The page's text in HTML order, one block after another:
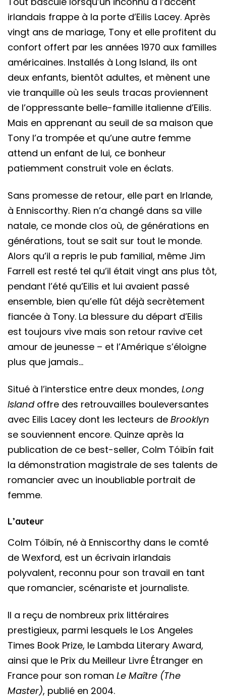
irlandais frappe à la porte d’Eilis Lacey. Après
vingt ans de mariage, Tony et elle profitent du
confort offert par les années 1970 aux familles
américaines. Installés à Long Island, ils ont
deux enfants, bientôt adultes, et mènent une
vie tranquille où les seuls tracas proviennent
de l’oppressante belle-famille italienne d’Eilis.
Mais en apprenant au seuil de sa maison que
Tony l’a trompée et qu’une autre femme
attend un enfant de lui, ce bonheur
patiemment construit vole en éclats.
Sans promesse de retour, elle part en Irlande,
à Enniscorthy. Rien n’a changé dans sa ville
natale, ce monde clos où, de générations en
générations, tout se sait sur tout le monde.
Alors qu’il a repris le pub familial, même Jim
Farrell est resté tel qu’il était vingt ans plus tôt,
pendant l’été qu’Eilis et lui avaient passé
ensemble, bien qu’elle fût déjà secrètement
fiancée à Tony. La blessure du départ d’Eilis
est toujours vive mais son retour ravive cet
amour de jeunesse – et l’Amérique s’éloigne
plus que jamais…
Situé à l’interstice entre deux mondes, Long
Islandoffre des retrouvailles bouleversantes
avec Eilis Lacey dont les lecteurs de Brooklyn
se souviennent encore. Quinze après la
publication de ce best-seller, Colm Tóibín fait
la démonstration magistrale de ses talents de
romancier avec un inoubliable portrait de
femme.
L’auteur
Colm Tóibín, né à Enniscorthy dans le comté
de Wexford, est un écrivain irlandais
polyvalent, reconnu pour son travail en tant
que romancier, scénariste et journaliste.
Il a reçu de nombreux prix littéraires
prestigieux, parmi lesquels le Los Angeles
Times Book Prize, le Lambda Literary Award,
ainsi que le Prix du Meilleur Livre Étranger en
France pour son roman Le Maître (The
Master), publié en 2004.